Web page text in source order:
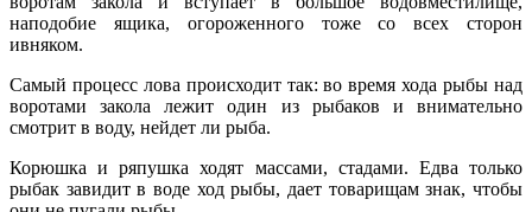
наподобие ящика, огороженного тоже со всех сторон
ивняком.
Самый процесс лова происходит так: во время хода рыбы над
воротами закола лежит один из рыбаков и внимательно
смотрит в воду, нейдет ли рыба.
Корюшка и ряпушка ходят массами, стадами. Едва только
рыбак завидит в воде ход рыбы, дает товарищам знак, чтобы